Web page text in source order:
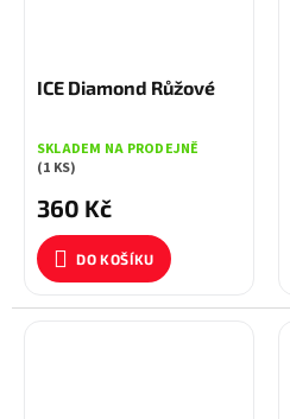
ICE Diamond Růžové
SKLADEM NA PRODEJNĚ
(1 KS)
360 Kč
DO KOŠÍKU